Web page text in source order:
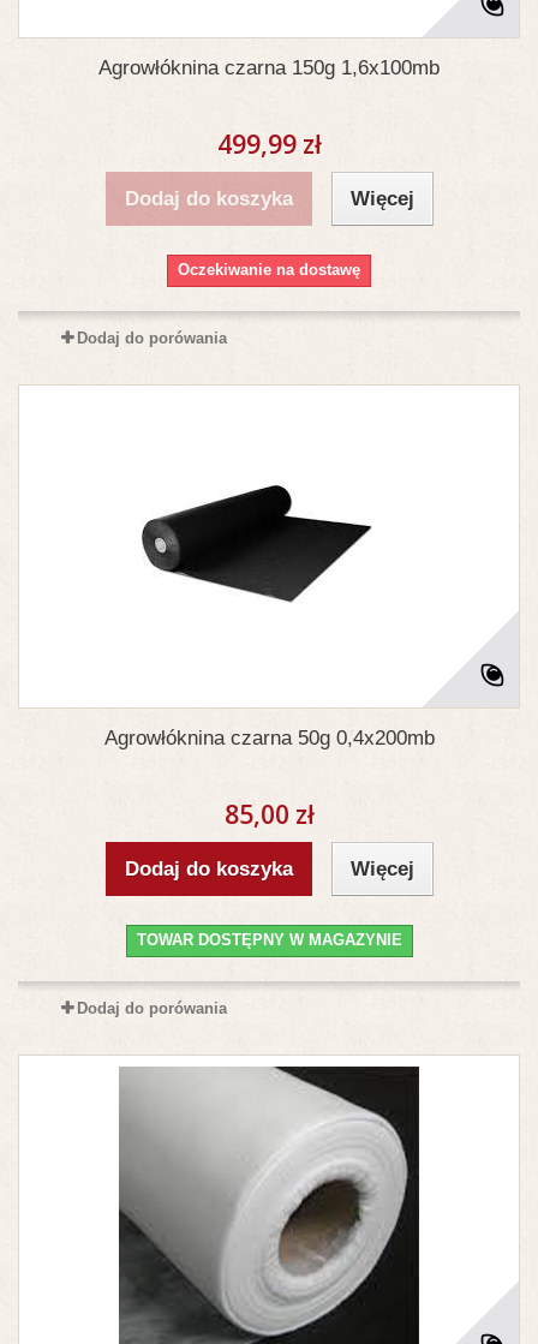
Agrowłóknina czarna 150g 1,6x100mb
499,99 zł
Dodaj do koszyka Więcej
Oczekiwanie na dostawę
Dodaj do porówania
Agrowłóknina czarna 50g 0,4x200mb
85,00 zł
Dodaj do koszyka Więcej
TOWAR DOSTĘPNY W MAGAZYNIE
Dodaj do porówania